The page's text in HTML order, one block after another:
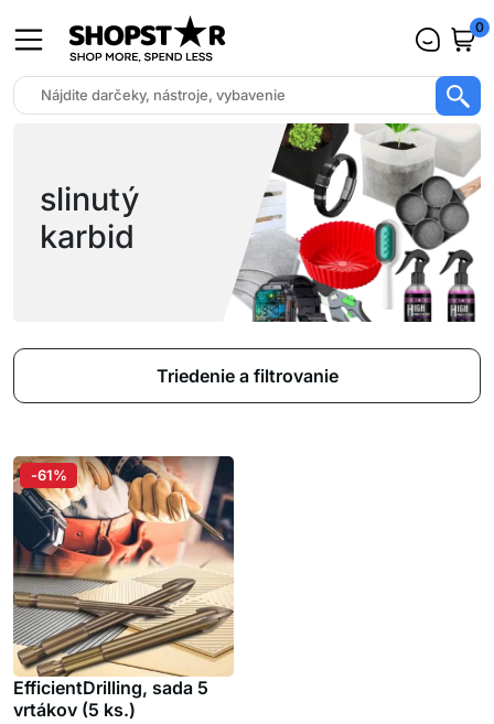
0
slinutý
karbid
Triedenie a filtrovanie
EfficientDrilling, sada 5
vrtákov (5 ks.)
-61%